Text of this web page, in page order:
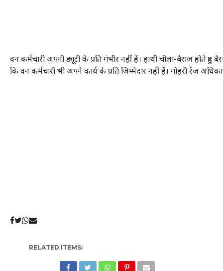
वन कर्मचारी अपनी ड्यूटी के प्रति गंभीर नहीं हैं। हाथी चीला-बैराज
कि वन कर्मचारी भी अपने कार्य के प्रति जिम्मेदार नहीं हैं। गोहरी रेंज
RELATED ITEMS: